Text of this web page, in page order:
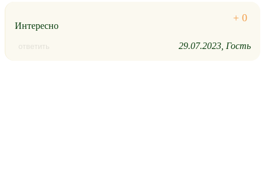
Интересно
ответить 29.07.2023 Гость